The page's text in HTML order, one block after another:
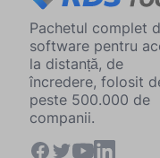
Pachetul complet
software pentru
la distanță, de
încredere, folosit
peste 500.000 de
companii.